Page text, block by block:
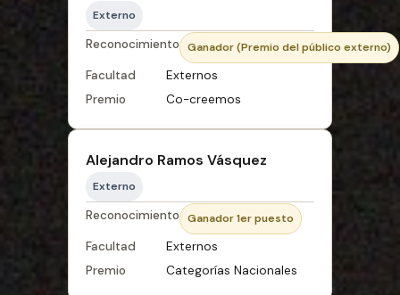
Externo
Reconocimiento Ganador (Premio del público externo)
Facultad
Externos
Premio
Co-creemos
Alejandro Ramos Vásquez
Externo
Reconocimiento Ganador 1er puesto
Facultad
Externos
Premio
Categorías Nacionales